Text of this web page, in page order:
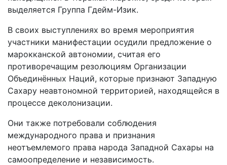
выделяется Группа Гдейм-Изик.
В своих выступлениях во время мероприятия
участники манифестации осудили предложение о
марокканской автономии, считая его
противоречащим резолюциям Организации
Объединённых Наций, которые признают Западную
Сахару неавтономной территорией, находящейся в
процессе деколонизации.
Они также потребовали соблюдения
международного права и признания
неотъемлемого права народа Западной Сахары на
самоопределение и независимость.